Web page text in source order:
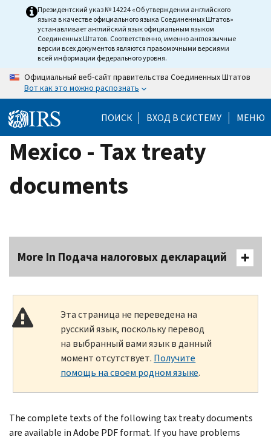
Президентский указ № 14224 «Об утверждении английского
языка в качестве официального языка Соединенных Штатов»
устанавливает английский язык официальным языком
Соединенных Штатов. Соответственно, именно англоязычные
версии всех документов являются правомочными версиями
всей информации федерального уровня.
Официальный веб-сайт правительства Соединенных Штатов
Вот как это можно распознать
ПОИСК ВХОД В СИСТЕМУ МЕНЮ
Mexico - Tax treaty
documents
More In Подача налоговых деклараций
Эта страница не переведена на
русский язык, поскольку перевод
на выбранный вами язык в данный
момент отсутствует. Получите
помощь на своем родном языке.
The complete texts of the following tax treaty documents
are available in Adobe PDF format. If you have problems